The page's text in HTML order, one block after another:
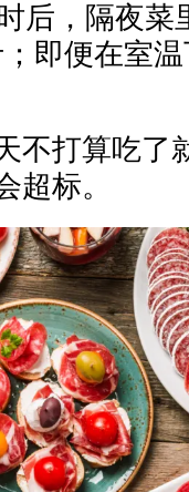
后，隔夜菜
即便在室
不打算吃了
超标。